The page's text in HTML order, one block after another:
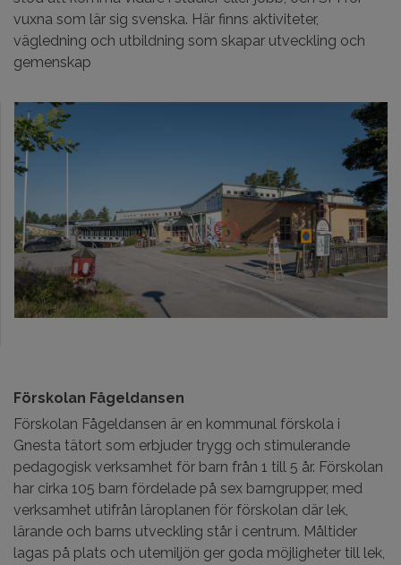
vuxna som lär sig svenska. Här finns aktiviteter,
vägledning och utbildning som skapar utveckling och
gemenskap
Förskolan Fågeldansen
Förskolan Fågeldansen är en kommunal förskola i
Gnesta tätort som erbjuder trygg och stimulerande
pedagogisk verksamhet för barn från 1 till 5 år. Förskolan
har cirka 105 barn fördelade på sex barngrupper, med
verksamhet utifrån läroplanen för förskolan där lek,
lärande och barns utveckling står i centrum. Måltider
lagas på plats och utemiljön ger goda möjligheter till lek,